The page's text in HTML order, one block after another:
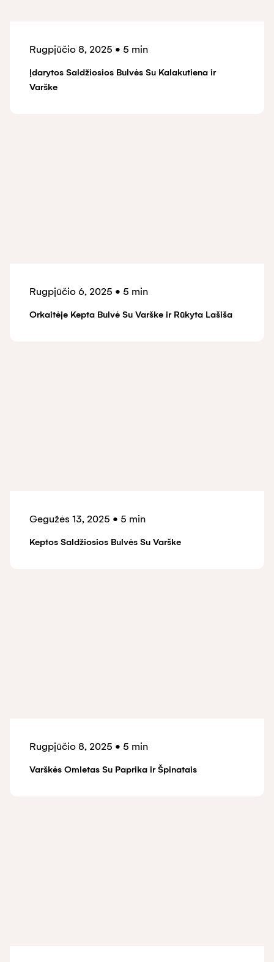
Rugpjūčio 8, 2025 • 5 min
Įdarytos Saldžiosios Bulvės Su Kalakutiena ir
Varške
Rugpjūčio 6, 2025 • 5 min
Orkaitėje Kepta Bulvė Su Varške ir Rūkyta Lašiša
Gegužės 13, 2025 • 5 min
Keptos Saldžiosios Bulvės Su Varške
Rugpjūčio 8, 2025 • 5 min
Varškės Omletas Su Paprika ir Špinatais